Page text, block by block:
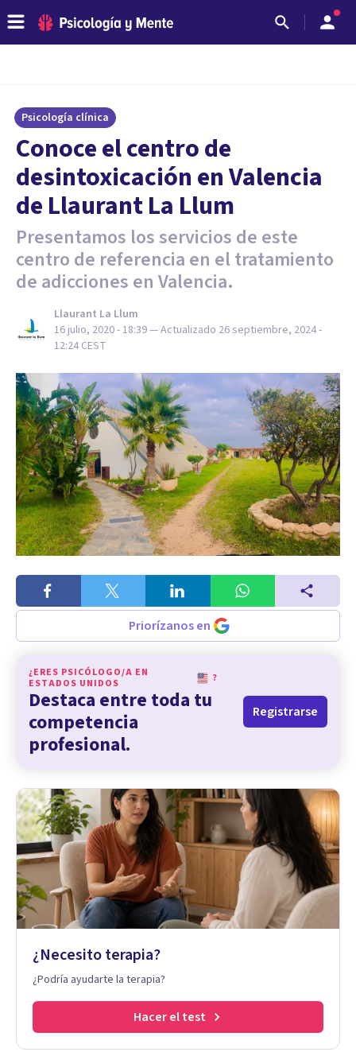
Psicología clínica
Conoce el centro de
desintoxicación en Valencia
de Llaurant La Llum
Presentamos los servicios de este
centro de referencia en el tratamiento
de adicciones en Valencia.
Llaurant La Llum
16 julio, 2020 - 18:39— Actualizado 26 septiembre, 2024 -
12:24 CEST
Priorízanos en
¿ERES PSICÓLOGO/A EN
ESTADOS UNIDOS
?
Destaca entre toda tu
competencia
profesional.
Registrarse
¿Necesito terapia?
¿Podría ayudarte la terapia?
Hacer el test